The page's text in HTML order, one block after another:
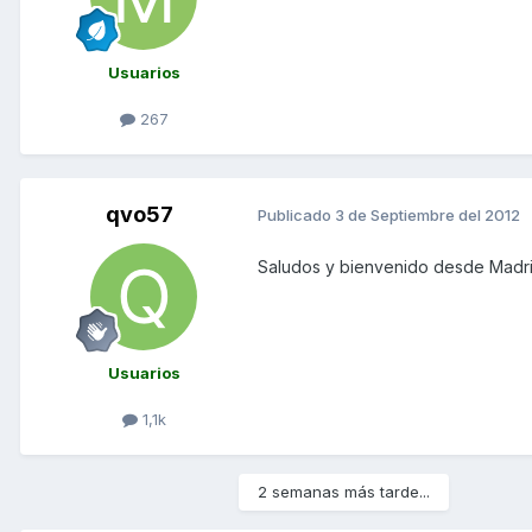
Usuarios
267
qvo57
Usuarios
1,1k
Publicado 3 de Septiembre del 2012
Saludos y bienvenido desde
2 semanas más tarde...